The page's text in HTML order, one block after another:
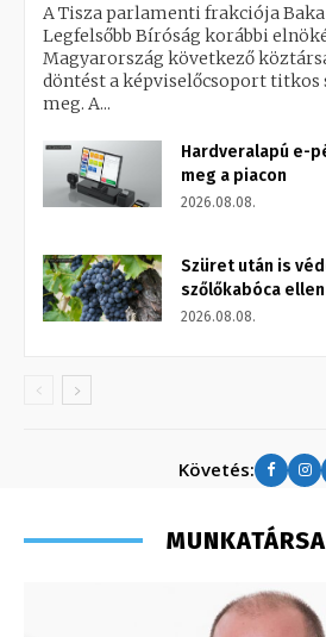
A Tisza parlamenti frakciója Baka
Legfelsőbb Bíróság korábbi
Magyarország következő
döntést a képviselőcsoport titkos
meg. A...
Hardveralapú e-
meg a piacon
2026.08.08.
Szüret után is
szőlőkabóca
2026.08.08.
Követés: